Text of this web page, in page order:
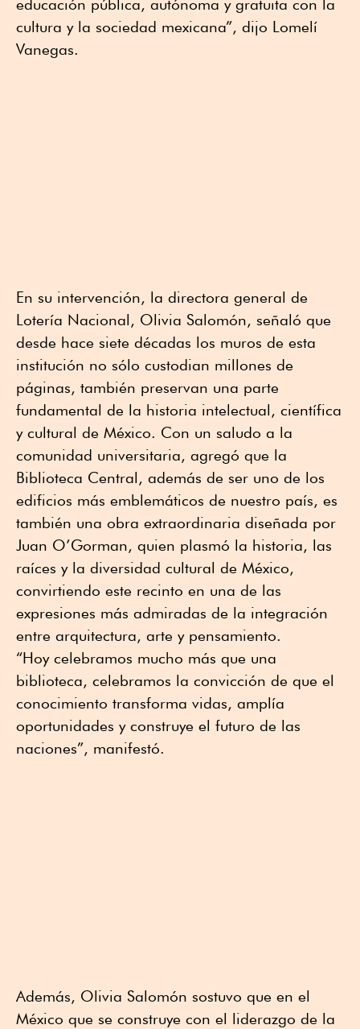
educación pública, autónoma y gratuita con la
cultura y la sociedad mexicana”, dijo Lomelí
Vanegas.
En su intervención, la directora general de
Lotería Nacional, Olivia Salomón, señaló que
desde hace siete décadas los muros de esta
institución no sólo custodian millones de
páginas, también preservan una parte
fundamental de la historia intelectual, científica
y cultural de México. Con un saludo a la
comunidad universitaria, agregó que la
Biblioteca Central, además de ser uno de los
edificios más emblemáticos de nuestro país, es
también una obra extraordinaria diseñada por
Juan O’Gorman, quien plasmó la historia, las
raíces y la diversidad cultural de México,
convirtiendo este recinto en una de las
expresiones más admiradas de la integración
entre arquitectura, arte y pensamiento.
“Hoy celebramos mucho más que una
biblioteca, celebramos la convicción de que el
conocimiento transforma vidas, amplía
oportunidades y construye el futuro de las
naciones”, manifestó.
Además, Olivia Salomón sostuvo que en el
México que se construye con el liderazgo de la